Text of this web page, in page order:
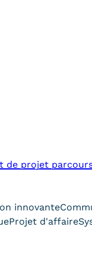
projet
innovante
Projet d'affaire